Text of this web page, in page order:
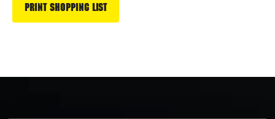
Print Shopping List